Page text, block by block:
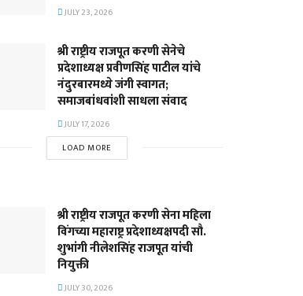
JULY 23, 2026
श्री राष्ट्रीय राजपूत करणी सेनेचे
प्रदेशाध्यक्ष प्रवीणसिंह पाटील यांचे
नंदुरबारमध्ये जंगी स्वागत;
समाजबांधवांशी साधला संवाद
JULY 17, 2026
LOAD MORE
श्री राष्ट्रीय राजपूत करणी सेना महिला
विंगच्या महाराष्ट्र प्रदेशाध्यक्षपदी सौ.
शुभांगी नीलेशसिंह राजपूत यांची
नियुक्ती
JULY 30, 2026